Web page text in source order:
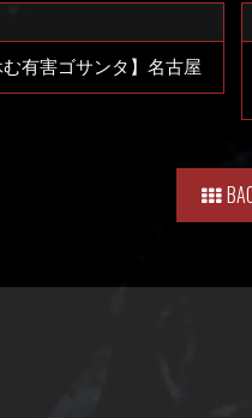
有害ゴサンタ】名古屋